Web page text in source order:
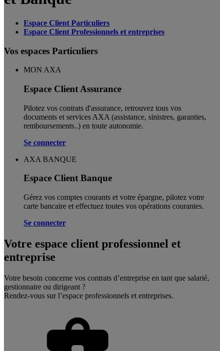
Espace Client Particuliers
Espace Client Professionnels et entreprises
Vos espaces Particuliers
MON AXA
Espace Client Assurance
Pilotez vos contrats d'assurance, retrouvez tous vos
documents et services AXA (assistance, sinistres, garanties,
remboursements..) en toute autonomie. ​
Se connecter
AXA BANQUE
Espace Client Banque
Gérez vos comptes courants et votre épargne, pilotez votre
carte bancaire et effectuez toutes vos opérations courantes.
Se connecter
Votre espace client professionnel et
entreprise
Votre besoin concerne vos contrats d’entreprise en tant que salarié,
gestionnaire ou dirigeant ?
Rendez-vous sur l’espace professionnels et entreprises.